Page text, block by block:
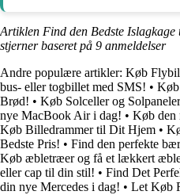
Artiklen Find den Bedste
stjerner baseret på 9 anmeldelser
Andre populære artikler: Køb
bus- eller togbillet med SMS! • Køb
Brød! • Køb Solceller og
nye MacBook Air i dag! • Køb den
Køb Billedrammer til Dit Hjem •
Bedste Pris! • Find den perfekte
Køb æbletræer og få et lækkert
eller cap til din stil! • Find Det
din nye Mercedes i dag! • Let Køb